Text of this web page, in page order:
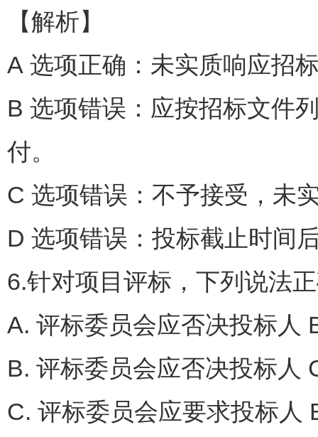
【解析】
A 选项正确：未实质响应招
B 选项错误：应按招标文件
付。
C 选项错误：不予接受，未
D 选项错误：投标截止时间
6.针对项目评标，下列说法
A. 评标委员会应否决投标人
B. 评标委员会应否决投标人
C. 评标委员会应要求投标人